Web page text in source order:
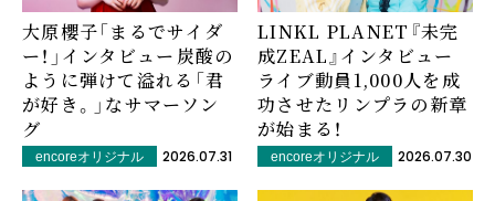
大原櫻子「まるでサイダ
ー！」インタビュー――炭酸の
ように弾けて溢れる「君
が好き。」なサマーソン
グ
encoreオリジナル 2026.07.31
LINKL PLANET『未完
成ZEAL』インタビュー――
ライブ動員1,000人を成
功させたリンプラの新章
が始まる！
encoreオリジナル 2026.07.30